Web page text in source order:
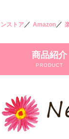
ストア／ Amazon／
商品紹介
PRODUCT